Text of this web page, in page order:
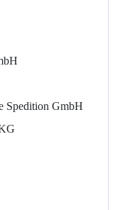
Spedition GmbH